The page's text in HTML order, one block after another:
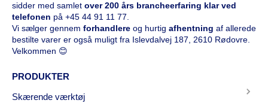
sidder med samlet over 200 års brancheerfaring klar ved
telefonen på +45 44 91 11 77
Vi sælger gennem forhandlere og hurtig afhentning af allerede
bestilte varer er også muligt fra Islevdalvej 187, 2610 Rødovre.
Velkommen 😊
PRODUKTER
Skærende værktøj